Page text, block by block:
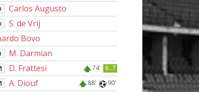
Carlos Augusto
S. de Vrij
Bovo
M. Darmian
D. Frattesi 74' 6.7
A. Diouf 88' 90'